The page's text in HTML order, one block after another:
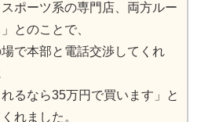
スポーツ系の専門店、両方ルー
とのことで、
で本部と電話交渉してくれ
れるなら35万円で買います」と
れました。